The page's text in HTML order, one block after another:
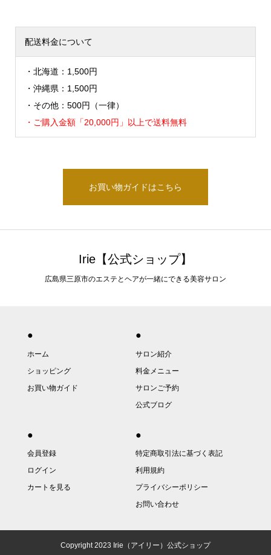
配送料金について
・北海道：1,500円
・沖縄県：1,500円
・その他：500円（一律）
・ご購入金額「20,000円」以上で送料無料
お買い物ガイドはこちら
Irie【公式ショップ】
広島県三原市のエステとヘアが一緒にできる美容サロン
●
ホーム
ショッピング
お買い物ガイド
●
サロン紹介
料金メニュー
サロンご予約
公式ブログ
●
会員登録
ログイン
カートを見る
●
特定商取引法に基づく表記
利用規約
プライバシーポリシー
お問い合わせ
Copyright 2023 Irie（アイリー）公式ショップ